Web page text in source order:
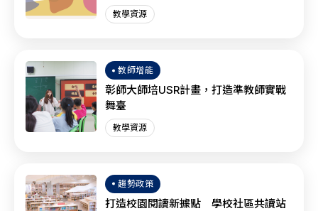
習教學資源
教師增能
彰師大師培USR計畫，打造準教師實戰
舞臺
教學資源
趨勢政策
打造校園閱讀新據點 學校社區共讀站